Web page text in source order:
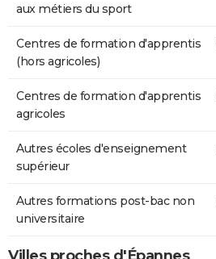
aux métiers du sport
Centres de formation d'apprentis
(hors agricoles)
Centres de formation d'apprentis
agricoles
Autres écoles d'enseignement
supérieur
Autres formations post-bac non
universitaire